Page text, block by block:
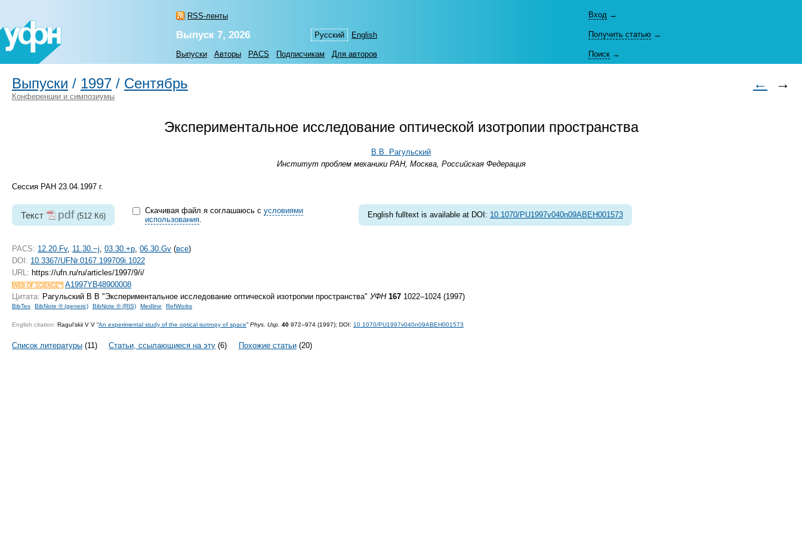
RSS-ленты
Русский English
Вход →
Выпуск 7, 2026 Получить статью →
Выпуски Авторы PACS Подписчикам Для авторов Поиск →
Выпуски / 1997 / Сентябрь ← →
Конференции и симпозиумы
Экспериментальное исследование оптической изотропии пространства
В.В. Рагульский
Институт проблем механики РАН, Москва, Российская Федерация
Сессия РАН 23.04.1997 г.
Текст pdf (512 Кб)
Скачивая файл я соглашаюсь с условиями
использования.
English fulltext is available at DOI: 10.1070/PU1997v040n09ABEH001573
PACS: 12.20.Fv, 11.30.−j 03.30.+p 06.30.Gv (все)
DOI: 10.3367/UFNr.0167.199709i.1022
URL: https://ufn.ru/ru/articles/1997/9/i/
A1997YB48900008
Цитата: Рагульский В В "Экспериментальное исследование оптической изотропии пространства" УФН 167 1022–1024 (1997)
BibTex BibNote ® (generic) BibNote ® (RIS) Medline RefWorks
English citation: Ragul’skii V V “An experimental study of the optical isotropy of space” Phys. Usp. 40 972–974 (1997); DOI: 10.1070/PU1997v040n09ABEH001573
Список литературы (11) Статьи, ссылающиеся на эту (6) Похожие статьи(20)